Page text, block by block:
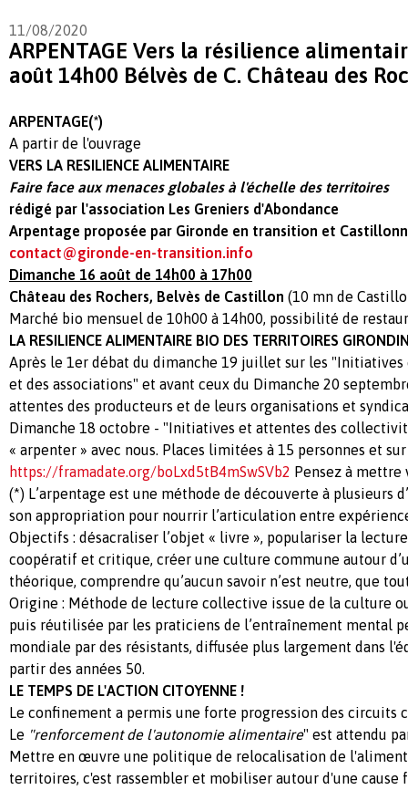
11/08/2020
ARPENTAGE Vers la résilience
août 14h00 Bélvès de C. Château des
ARPENTAGE(*)
A partir de l'ouvrage
VERS LA RESILIENCE ALIMENTAIRE
Faire face aux menaces globales à l'échelle des territoires
rédigé par l'association Les Greniers d'Abondance
Arpentage proposée par Gironde en transition et
contact@gironde-en-transition.info
Dimanche 16 août de 14h00 à 17h00
Château des Rochers, Belvès de Castillon (10 mn de
Marché bio mensuel de 10h00 à 14h00, possibilité de
LA RESILIENCE ALIMENTAIRE BIO DES TERRITOIRES
Après le 1er débat du dimanche 19 juillet sur les
et des associations" et avant ceux du Dimanche 20
attentes des producteurs et de leurs organisations et
Dimanche 18 octobre - "Initiatives et attentes des
« arpenter » avec nous. Places limitées à 15 personnes et
https://framadate.org/boLxd5tB4mSwSVb2 Pensez à mettre
(*) L’arpentage est une méthode de découverte à plusieurs
son appropriation pour nourrir l’articulation entre
Objectifs : désacraliser l’objet « livre », populariser la
coopératif et critique, créer une culture commune autour
théorique, comprendre qu’aucun savoir n’est neutre, que
Origine : Méthode de lecture collective issue de la culture
puis réutilisée par les praticiens de l’entraînement mental
mondiale par des résistants, diffusée plus largement dans
partir des années 50.
LE TEMPS DE L'ACTION CITOYENNE !
Le confinement a permis une forte progression des circuits
Le "renforcement de l'autonomie alimentaire" est attendu
Mettre en œuvre une politique de relocalisation de
territoires, c'est rassembler et mobiliser autour d'une cause